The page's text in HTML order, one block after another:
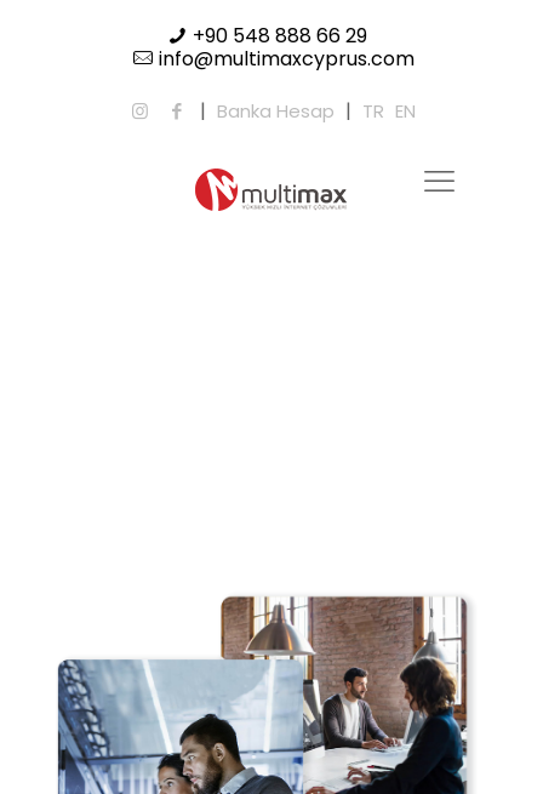
+90 548 888 66 29
info@multimaxcyprus.com
| Banka Hesap | TR EN